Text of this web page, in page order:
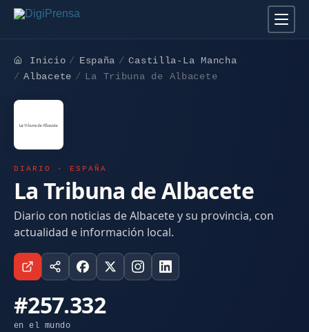
Inicio España
Castilla-La Mancha
Albacete
La Tribuna de Albacete
DIARIO · ESPAÑA
La Tribuna de Albacete
Diario con noticias de Albacete y su provincia, con
actualidad e información local.
#257.332
en el mundo